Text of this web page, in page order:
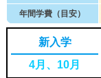
年間学費（目安）
新入学
4月、10月